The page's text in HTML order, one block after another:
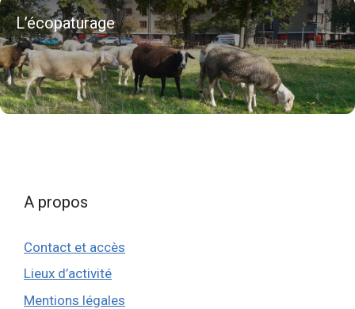
L’écopaturage
A propos
Contact et accès
Lieux d’activité
Mentions légales